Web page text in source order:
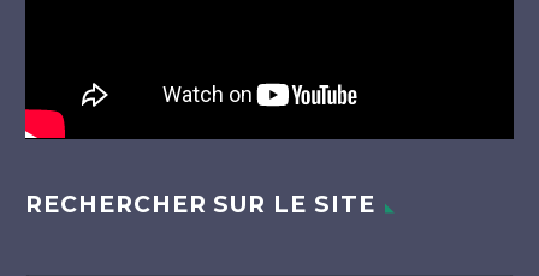
RECHERCHER SUR LE SITE